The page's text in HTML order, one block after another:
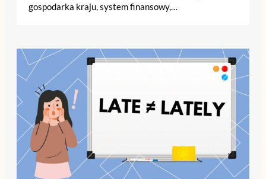
gospodarka kraju, system finansowy,…